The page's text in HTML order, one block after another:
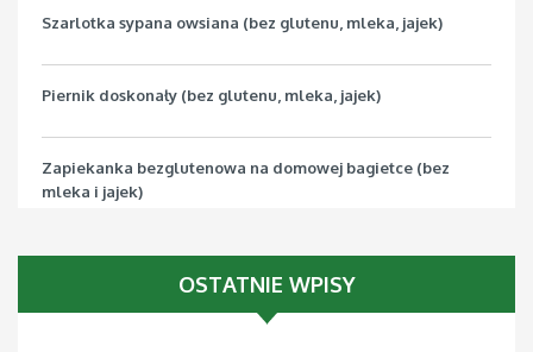
Szarlotka sypana owsiana (bez glutenu, mleka, jajek)
Piernik doskonały (bez glutenu, mleka, jajek)
Zapiekanka bezglutenowa na domowej bagietce (bez
mleka i jajek)
OSTATNIE WPISY